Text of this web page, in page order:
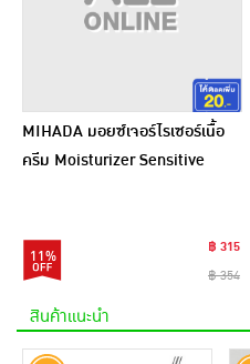
MIHADA มอยซ์เจอร์ไรเซอร์เนื้อ
ครีม Moisturizer Sensitive
11%
฿ 315
฿ 354
สินค้าแนะนำ